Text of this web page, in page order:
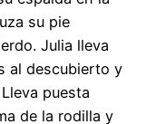
su pie
Julia lleva
al descubierto y
puesta
de la rodilla y